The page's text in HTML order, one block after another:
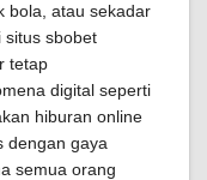
bola, atau sekadar
situs sbobet
tetap
digital seperti
hiburan online
dengan gaya
semua orang